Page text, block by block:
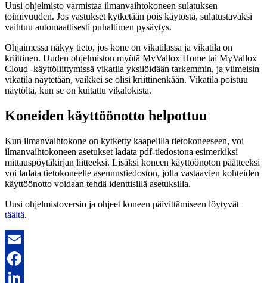
Uusi ohjelmisto varmistaa ilmanvaihtokoneen sulatuksen
toimivuuden. Jos vastukset kytketään pois käytöstä, sulatustavaksi
vaihtuu automaattisesti puhaltimen pysäytys.
Ohjaimessa näkyy tieto, jos kone on vikatilassa ja vikatila on
kriittinen. Uuden ohjelmiston myötä MyVallox Home tai MyVallox
Cloud -käyttöliittymissä vikatila yksilöidään tarkemmin, ja viimeisin
vikatila näytetään, vaikkei se olisi kriittinenkään. Vikatila poistuu
näytöltä, kun se on kuitattu vikalokista.
Koneiden käyttöönotto helpottuu
Kun ilmanvaihtokone on kytketty kaapelilla tietokoneeseen, voi
ilmanvaihtokoneen asetukset ladata pdf-tiedostona esimerkiksi
mittauspöytäkirjan liitteeksi. Lisäksi koneen käyttöönoton päätteeksi
voi ladata tietokoneelle asennustiedoston, jolla vastaavien kohteiden
käyttöönotto voidaan tehdä identtisillä asetuksilla.
Uusi ohjelmistoversio ja ohjeet koneen päivittämiseen löytyvät
täältä.
Email
Facebook